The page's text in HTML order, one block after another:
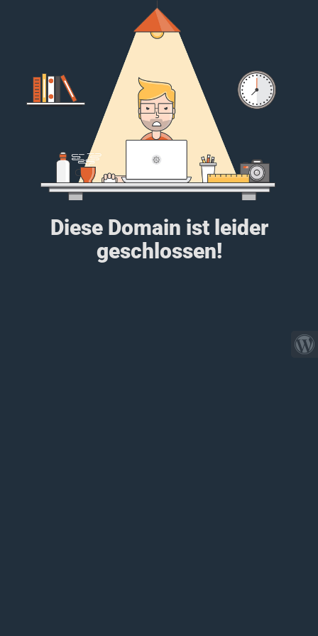
Diese Domain ist leider
geschlossen!